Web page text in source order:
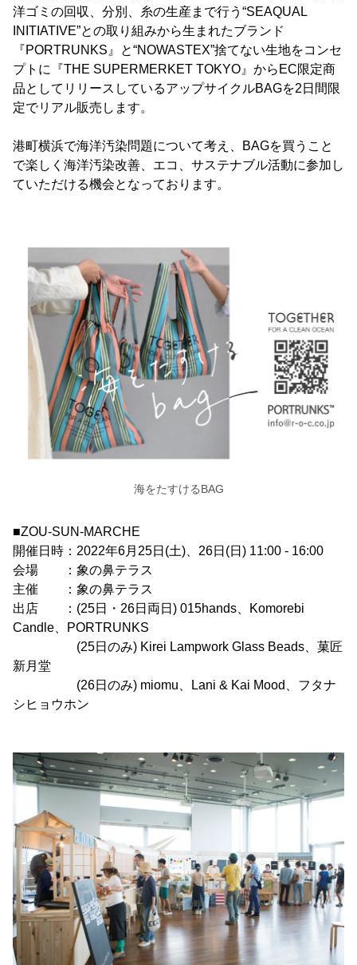
洋ゴミの回収、分別、糸の生産まで行う“SEAQUAL
INITIATIVE”との取り組みから生まれたブランド
『PORTRUNKS』と“NOWASTEX”捨てない生地をコンセ
プトに『THE SUPERMERKET TOKYO』からEC限定商
品としてリリースしているアップサイクルBAGを2日間限
定でリアル販売します。
港町横浜で海洋汚染問題について考え、BAGを買うこと
で楽しく海洋汚染改善、エコ、サステナブル活動に参加し
ていただける機会となっております。
海をたすけるBAG
■ZOU-SUN-MARCHE
開催日時：2022年6月25日(土)、26日(日) 11:00 - 16:00
会場 ：象の鼻テラス
主催 ：象の鼻テラス
出店 ：(25日・26日両日) 015hands、Komorebi
Candle、PORTRUNKS
(25日のみ) Kirei Lampwork Glass Beads、菓匠
新月堂
(26日のみ) miomu、Lani & Kai Mood、フタナ
シヒョウホン